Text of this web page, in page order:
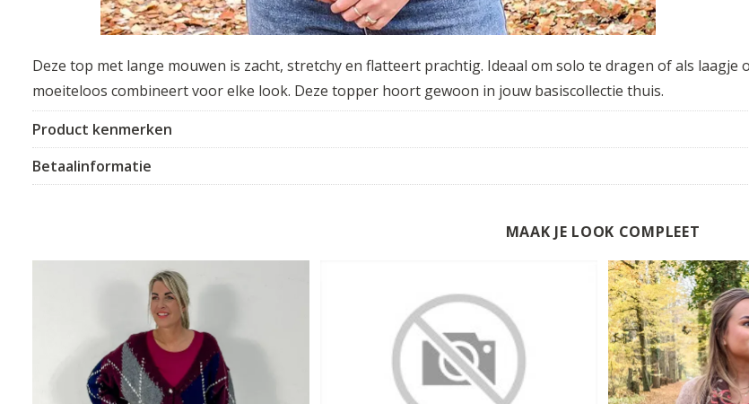
Deze top met lange mouwen is zacht, stretchy en flatteert prachtig. Ideaal om solo te dragen of als
moeiteloos combineert voor elke look. Deze topper hoort gewoon in jouw basiscollectie thuis.
Product kenmerken
Betaalinformatie
MAAK JE LOOK COMPLEET